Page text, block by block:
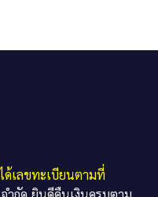
ด้เลขทะเบียนตามที่